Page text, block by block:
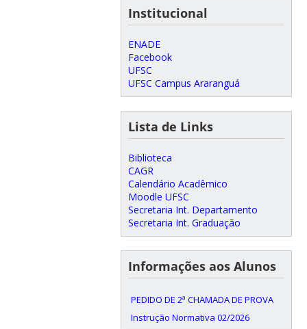
Institucional
ENADE
Facebook
UFSC
UFSC Campus Araranguá
Lista de Links
Biblioteca
CAGR
Calendário Acadêmico
Moodle UFSC
Secretaria Int. Departamento
Secretaria Int. Graduação
Informações aos Alunos
PEDIDO DE 2ª CHAMADA DE PROVA
Instrução Normativa 02/2026